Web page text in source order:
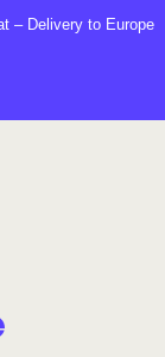
– Delivery to Europe